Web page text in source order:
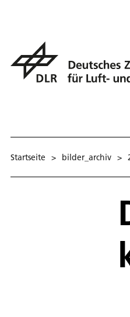
Startseite > bilder_archiv >